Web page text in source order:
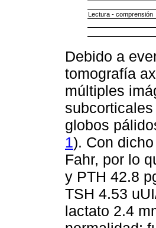
Lectura - comprensión
Debido a
tomografía
múltiples
globos
1). Con
Fahr, por lo
y PTH 42.8
TSH 4.53
lactato 2.4